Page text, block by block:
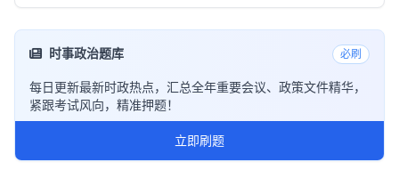
时事政治题库 必刷
每日更新最新时政热点，汇总全年重要会议、政策文件精华，
紧跟考试风向，精准押题！
立即刷题